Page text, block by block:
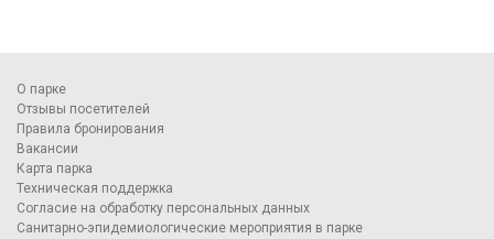
О парке
Отзывы посетителей
Правила бронирования
Вакансии
Карта парка
Техническая поддержка
Согласие на обработку персональных данных
Санитарно-эпидемиологические мероприятия в парке